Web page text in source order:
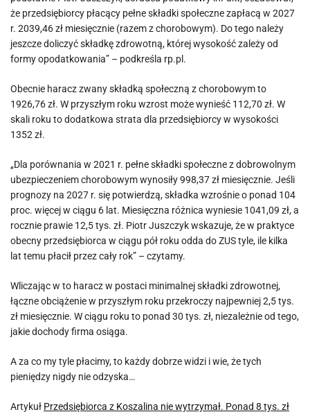
że przedsiębiorcy płacący pełne składki społeczne zapłacą w 2027
r. 2039,46 zł miesięcznie (razem z chorobowym). Do tego należy
jeszcze doliczyć składkę zdrowotną, której wysokość zależy od
formy opodatkowania” – podkreśla rp.pl.
Obecnie haracz zwany składką społeczną z chorobowym to
1926,76 zł. W przyszłym roku wzrost może wynieść 112,70 zł. W
skali roku to dodatkowa strata dla przedsiębiorcy w wysokości
1352 zł.
„Dla porównania w 2021 r. pełne składki społeczne z dobrowolnym
ubezpieczeniem chorobowym wynosiły 998,37 zł miesięcznie. Jeśli
prognozy na 2027 r. się potwierdzą, składka wzrośnie o ponad 104
proc. więcej w ciągu 6 lat. Miesięczna różnica wyniesie 1041,09 zł, a
rocznie prawie 12,5 tys. zł. Piotr Juszczyk wskazuje, że w praktyce
obecny przedsiębiorca w ciągu pół roku odda do ZUS tyle, ile kilka
lat temu płacił przez cały rok” – czytamy.
Wliczając w to haracz w postaci minimalnej składki zdrowotnej,
łączne obciążenie w przyszłym roku przekroczy najpewniej 2,5 tys.
zł miesięcznie. W ciągu roku to ponad 30 tys. zł, niezależnie od tego,
jakie dochody firma osiąga.
A za co my tyle płacimy, to każdy dobrze widzi i wie, że tych
pieniędzy nigdy nie odzyska…
Artykuł Przedsiębiorca z Koszalina nie wytrzymał. Ponad 8 tys. zł